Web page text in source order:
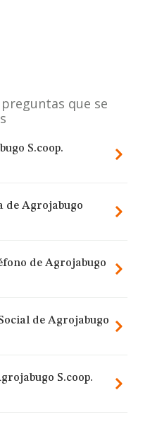
que se
S.coop.
de Agrojabugo
de Agrojabugo
de Agrojabugo
S.coop.